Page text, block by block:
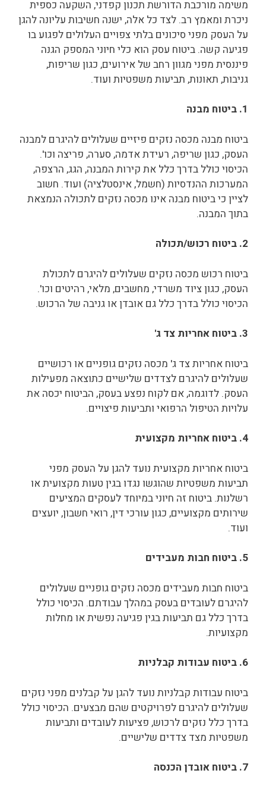
משימה מורכבת הדורשת תכנון קפדני, השקעה כספית
ניכרת ומאמץ רב. לצד כל אלה, ישנה חשיבות עליונה להגן
על העסק מפני סיכונים בלתי צפויים העלולים לפגוע בו
פגיעה קשה. ביטוח עסק הוא כלי חיוני המספק הגנה
פיננסית מפני מגוון רחב של אירועים, כגון שריפות,
גניבות, תאונות, תביעות משפטיות ועוד.
1. ביטוח מבנה
ביטוח מבנה מכסה נזקים פיזיים שעלולים להיגרם למבנה
העסק, כגון שריפה, רעידת אדמה, סערה, פריצה וכו'.
הכיסוי כולל בדרך כלל את קירות המבנה, הגג, הרצפה,
המערכות ההנדסיות (חשמל, אינסטלציה) ועוד. חשוב
לציין כי ביטוח מבנה אינו מכסה נזקים לתכולה הנמצאת
בתוך המבנה.
2. ביטוח רכוש/תכולה
ביטוח רכוש מכסה נזקים שעלולים להיגרם לתכולת
העסק, כגון ציוד משרדי, מחשבים, מלאי, רהיטים וכו'.
הכיסוי כולל בדרך כלל גם אובדן או גניבה של הרכוש.
3. ביטוח אחריות צד ג'
ביטוח אחריות צד ג' מכסה נזקים גופניים או רכושיים
שעלולים להיגרם לצדדים שלישיים כתוצאה מפעילות
העסק. לדוגמה, אם לקוח נפצע בעסק, הביטוח יכסה את
עלויות הטיפול הרפואי ותביעות פיצויים.
4. ביטוח אחריות מקצועית
ביטוח אחריות מקצועית נועד להגן על העסק מפני
תביעות משפטיות שהוגשו נגדו בגין טעות מקצועית או
רשלנות. ביטוח זה חיוני במיוחד לעסקים המציעים
שירותים מקצועיים, כגון עורכי דין, רואי חשבון, יועצים
ועוד.
5. ביטוח חבות מעבידים
ביטוח חבות מעבידים מכסה נזקים גופניים שעלולים
להיגרם לעובדים בעסק במהלך עבודתם. הכיסוי כולל
בדרך כלל גם תביעות בגין פגיעה נפשית או מחלות
מקצועיות.
6. ביטוח עבודות קבלניות
ביטוח עבודות קבלניות נועד להגן על קבלנים מפני נזקים
שעלולים להיגרם לפרויקטים שהם מבצעים. הכיסוי כולל
בדרך כלל נזקים לרכוש, פציעות לעובדים ותביעות
משפטיות מצד צדדים שלישיים.
7. ביטוח אובדן הכנסה